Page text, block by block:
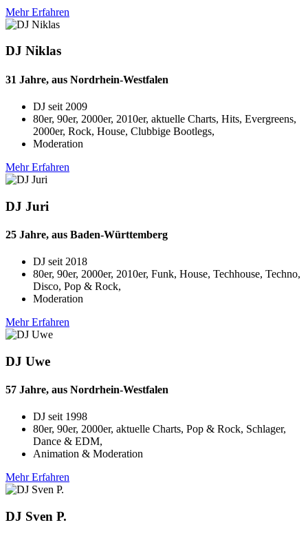
Mehr Erfahren
DJ Niklas
31 Jahre, aus Nordrhein-Westfalen
DJ seit 2009
80er, 90er, 2000er, 2010er, aktuelle Charts, Hits, Evergreens,
2000er, Rock, House, Clubbige Bootlegs,
Moderation
Mehr Erfahren
DJ Juri
25 Jahre, aus Baden-Württemberg
DJ seit 2018
80er, 90er, 2000er, 2010er, Funk, House, Techhouse, Techno,
Disco, Pop & Rock,
Moderation
Mehr Erfahren
DJ Uwe
57 Jahre, aus Nordrhein-Westfalen
DJ seit 1998
80er, 90er, 2000er, aktuelle Charts, Pop & Rock, Schlager,
Dance & EDM,
Animation & Moderation
Mehr Erfahren
DJ Sven P.